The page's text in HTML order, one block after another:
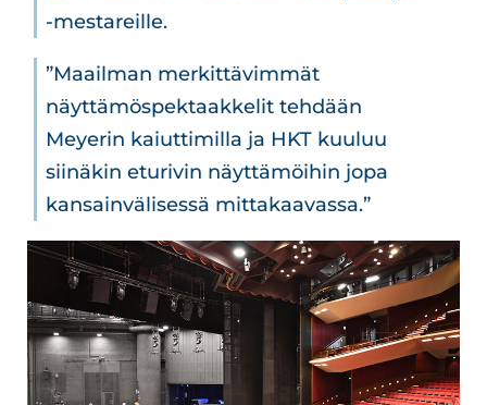
-mestareille.
”Maailman merkittävimmät
näyttämöspektaakkelit tehdään
Meyerin kaiuttimilla ja HKT kuuluu
siinäkin eturivin näyttämöihin jopa
kansainvälisessä mittakaavassa.”